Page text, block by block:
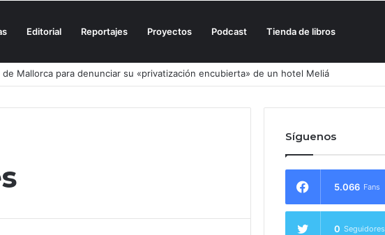
Editorial Reportajes Proyectos Podcast Tienda de libros
Mallorca para denunciar su «privatización encubierta» de un hotel Meliá
Síguenos
5.066 Fans
0 Seguidores